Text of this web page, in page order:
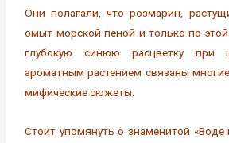
Они полагали, что розмарин,
омыт морской пеной и только по
глубокую синюю расцветку при
ароматным растением связаны
мифические сюжеты.
Стоит упомянуть о знаменитой «Воде